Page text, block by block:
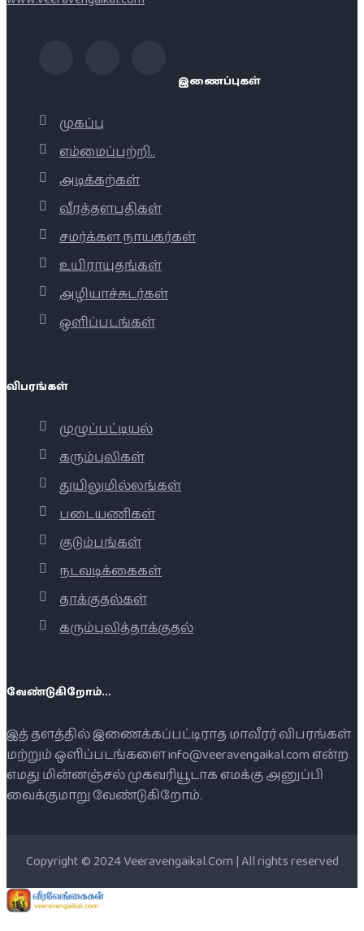
இணைப்புகள்
முகப்பு
எம்மைப்பற்றி..
அடிக்கற்கள்
வீரத்தளபதிகள்
சமர்க்கள நாயகர்கள்
உயிராயுதங்கள்
அழியாச்சுடர்கள்
ஒளிப்படங்கள்
விபரங்கள்
முழுப்பட்டியல்
கரும்புலிகள்
துயிலுமில்லங்கள்
படையணிகள்
குடும்பங்கள்
நடவடிக்கைகள்
தாக்குதல்கள்
கரும்புலித்தாக்குதல்
வேண்டுகிறோம்...
இத் தளத்தில் இணைக்கப்பட்டிராத மாவீரர் விபரங்கள்
மற்றும் ஒளிப்படங்களை info@veeravengaikal.com என்ற
எமது மின்னஞ்சல் முகவரியூடாக எமக்கு அனுப்பி
வைக்குமாறு வேண்டுகிறோம்.
Copyright © 2024 Veeravengaikal.Com | All rights reserved